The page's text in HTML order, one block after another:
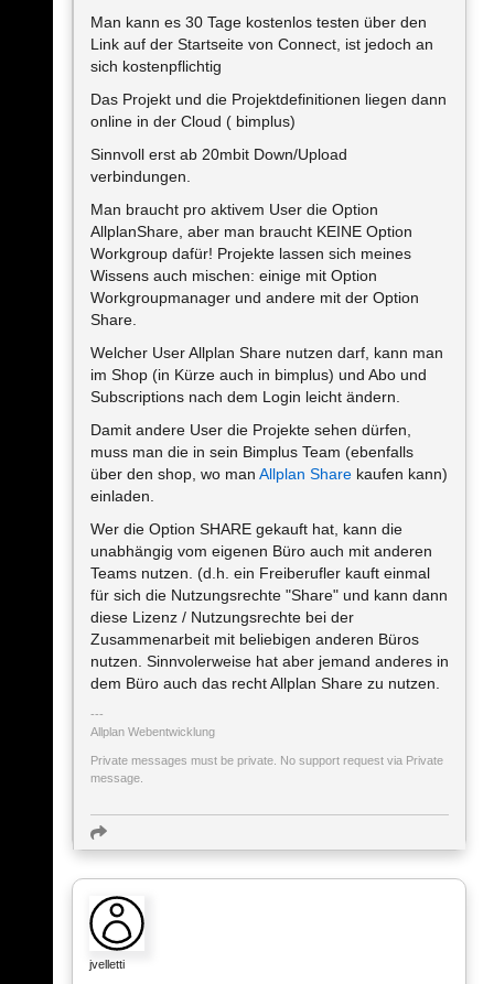
Man kann es 30 Tage kostenlos testen über den
Link auf der Startseite von Connect, ist jedoch an
sich kostenpflichtig
Das Projekt und die Projektdefinitionen liegen dann
online in der Cloud ( bimplus)
Sinnvoll erst ab 20mbit Down/Upload
verbindungen.
Man braucht pro aktivem User die Option
AllplanShare, aber man braucht KEINE Option
Workgroup dafür! Projekte lassen sich meines
Wissens auch mischen: einige mit Option
Workgroupmanager und andere mit der Option
Share.
Welcher User Allplan Share nutzen darf, kann man
im Shop (in Kürze auch in bimplus) und Abo und
Subscriptions nach dem Login leicht ändern.
Damit andere User die Projekte sehen dürfen,
muss man die in sein Bimplus Team (ebenfalls
über den shop, wo man Allplan Share kaufen kann)
einladen.
Wer die Option SHARE gekauft hat, kann die
unabhängig vom eigenen Büro auch mit anderen
Teams nutzen. (d.h. ein Freiberufler kauft einmal
für sich die Nutzungsrechte "Share" und kann dann
diese Lizenz / Nutzungsrechte bei der
Zusammenarbeit mit beliebigen anderen Büros
nutzen. Sinnvolerweise hat aber jemand anderes in
dem Büro auch das recht Allplan Share zu nutzen.
Allplan Webentwicklung
Private messages must be private. No support request via Private
message.
jvelletti